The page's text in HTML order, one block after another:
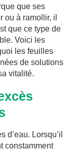
que ses
ou à ramollir, il
que ce type de
Voici les
les feuilles
de solutions
vitalité.
d’eau. Lorsqu’il
constamment